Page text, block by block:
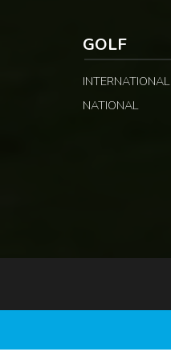
GOLF
INTERNATIONAL
NATIONAL